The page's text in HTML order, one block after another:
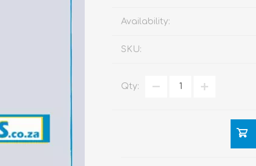
Availability:
SKU:
Qty: